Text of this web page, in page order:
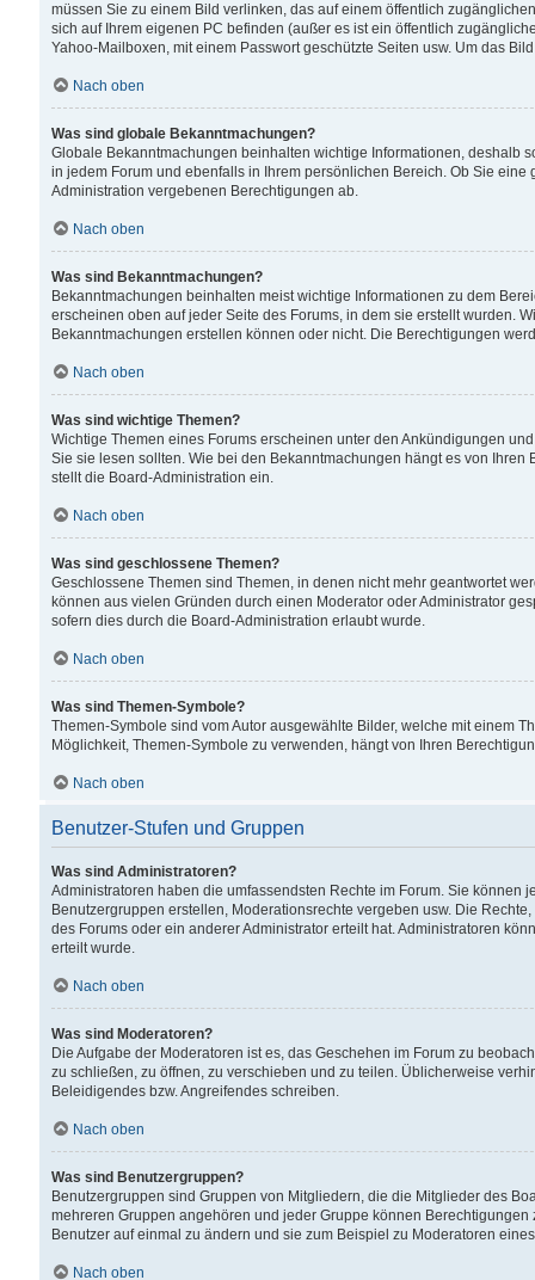
müssen Sie zu einem Bild verlinken, das auf einem öffentlich
sich auf Ihrem eigenen PC befinden (außer es ist ein öffentlich
Yahoo-Mailboxen, mit einem Passwort geschützte Seiten usw. Um das
Nach oben
Was sind globale Bekanntmachungen?
Globale Bekanntmachungen beinhalten wichtige Informationen, deshalb
in jedem Forum und ebenfalls in Ihrem persönlichen Bereich. Ob Sie
Administration vergebenen Berechtigungen ab.
Nach oben
Was sind Bekanntmachungen?
Bekanntmachungen beinhalten meist wichtige Informationen zu dem
erscheinen oben auf jeder Seite des Forums, in dem sie erstellt wurden.
Bekanntmachungen erstellen können oder nicht. Die Berechtigungen
Nach oben
Was sind wichtige Themen?
Wichtige Themen eines Forums erscheinen unter den Ankündigungen
Sie sie lesen sollten. Wie bei den Bekanntmachungen hängt es von
stellt die Board-Administration ein.
Nach oben
Was sind geschlossene Themen?
Geschlossene Themen sind Themen, in denen nicht mehr geantwortet
können aus vielen Gründen durch einen Moderator oder Administrator
sofern dies durch die Board-Administration erlaubt wurde.
Nach oben
Was sind Themen-Symbole?
Themen-Symbole sind vom Autor ausgewählte Bilder, welche mit einem
Möglichkeit, Themen-Symbole zu verwenden, hängt von Ihren
Nach oben
Benutzer-Stufen und Gruppen
Was sind Administratoren?
Administratoren haben die umfassendsten Rechte im Forum. Sie können
Benutzergruppen erstellen, Moderationsrechte vergeben usw. Die
des Forums oder ein anderer Administrator erteilt hat. Administratoren
erteilt wurde.
Nach oben
Was sind Moderatoren?
Die Aufgabe der Moderatoren ist es, das Geschehen im Forum zu
zu schließen, zu öffnen, zu verschieben und zu teilen. Üblicherweise
Beleidigendes bzw. Angreifendes schreiben.
Nach oben
Was sind Benutzergruppen?
Benutzergruppen sind Gruppen von Mitgliedern, die die Mitglieder des
mehreren Gruppen angehören und jeder Gruppe können
Benutzer auf einmal zu ändern und sie zum Beispiel zu Moderatoren
Nach oben